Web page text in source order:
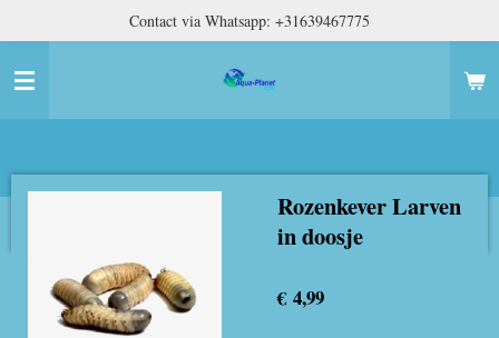
naar
hoofdinhoud
Contact via Whatsapp: +31639467775
Rozenkever Larven
in doosje
€ 4,99